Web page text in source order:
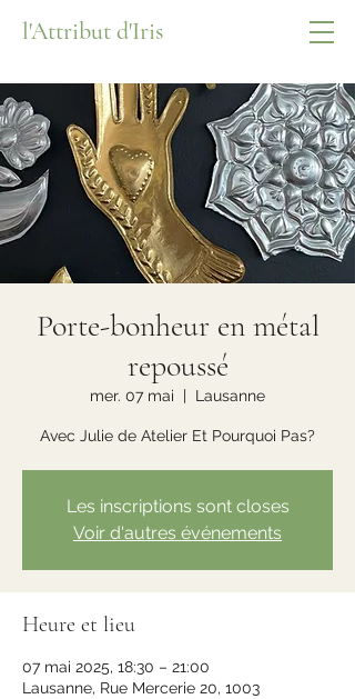
l'Attribut d'Iris
Porte-bonheur en métal
repoussé
mer. 07 mai
  |
Lausanne
Avec Julie de Atelier Et Pourquoi Pas?
Les inscriptions sont closes
Voir d'autres événements
Heure et lieu
07 mai 2025, 18:30 – 21:00
Lausanne, Rue Mercerie 20, 1003